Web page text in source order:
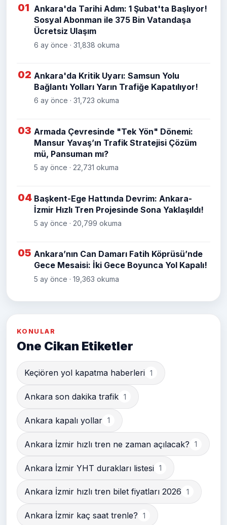
01 Ankara'da Tarihi Adım: 1 Şubat'ta Başlıyor!
Sosyal Abonman ile 375 Bin Vatandaşa
Ücretsiz Ulaşım
6 ay önce · 31,838 okuma
02 Ankara'da Kritik Uyarı: Samsun Yolu
Bağlantı Yolları Yarın Trafiğe Kapatılıyor!
6 ay önce · 31,723 okuma
03 Armada Çevresinde "Tek Yön" Dönemi:
Mansur Yavaş’ın Trafik Stratejisi Çözüm
mü, Pansuman mı?
5 ay önce · 22,731 okuma
04 Başkent-Ege Hattında Devrim: Ankara-
İzmir Hızlı Tren Projesinde Sona Yaklaşıldı!
5 ay önce · 20,799 okuma
05 Ankara’nın Can Damarı Fatih Köprüsü’nde
Gece Mesaisi: İki Gece Boyunca Yol Kapalı!
5 ay önce · 19,363 okuma
KONULAR
One Cikan Etiketler
Keçiören yol kapatma haberleri 1
Ankara son dakika trafik 1
Ankara kapalı yollar 1
Ankara İzmir hızlı tren ne zaman açılacak? 1
Ankara İzmir YHT durakları listesi 1
Ankara İzmir hızlı tren bilet fiyatları 2026 1
Ankara İzmir kaç saat trenle? 1